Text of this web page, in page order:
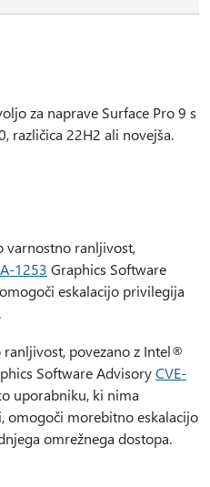
za naprave Surface Pro 9 s
različica 22H2 ali novejša.
varnostno ranljivost,
1253 Graphics Software
eskalacijo privilegija
povezano z Intel®
Software AdvisoryCVE-
uporabniku, ki nima
omogoči morebitno eskalacijo
omrežnega dostopa.